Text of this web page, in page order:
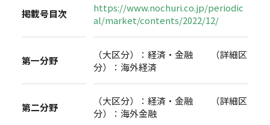
掲載号目次
https://www.nochuri.co.jp/periodic
al/market/contents/2022/12/
第一分野
（大区分）：経済・金融 （詳細区
分）：海外経済
第二分野
（大区分）：経済・金融 （詳細区
分）：海外金融